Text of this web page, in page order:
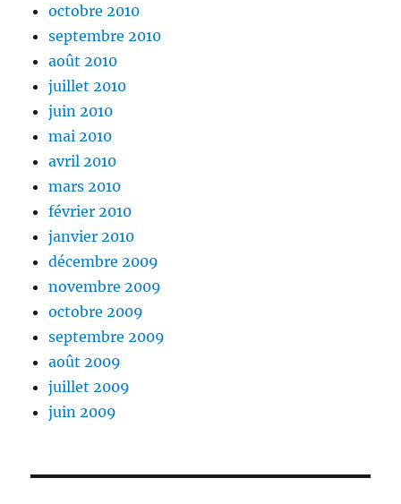
octobre 2010
septembre 2010
août 2010
juillet 2010
juin 2010
mai 2010
avril 2010
mars 2010
février 2010
janvier 2010
décembre 2009
novembre 2009
octobre 2009
septembre 2009
août 2009
juillet 2009
juin 2009